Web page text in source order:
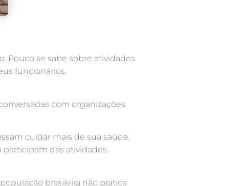
Pouco se sabe sobre atividades
funcionários.
com organizações
cuidar mais de sua saúde.
participam das atividades
brasileira não pratica